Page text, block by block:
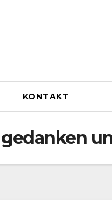
KONTAKT
gedanken